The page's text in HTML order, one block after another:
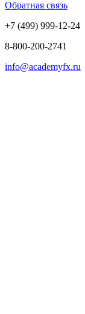
Обратная связь
+7 (499) 999-12-24
8-800-200-2741
info@academyfx.ru